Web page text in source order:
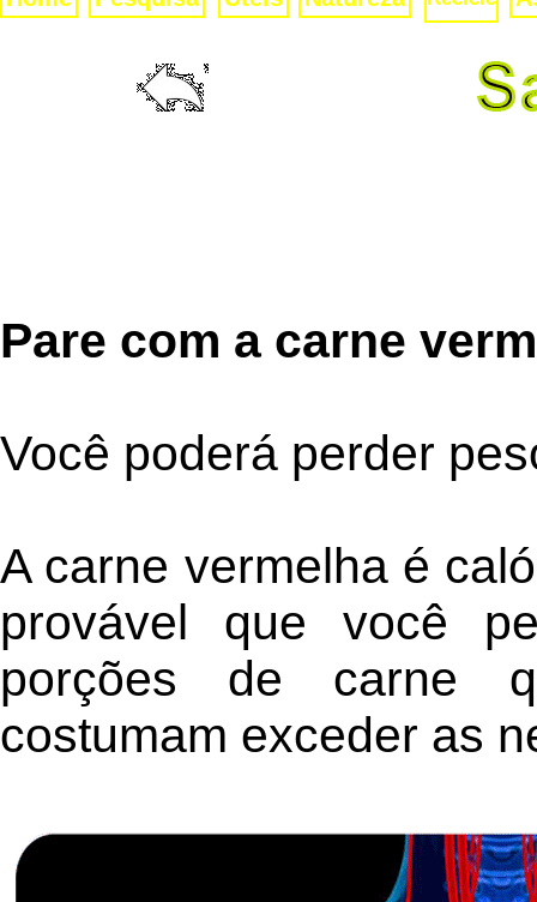
Pare com a carne
Você poderá perder
A carne vermelha é
provável que você
porções de carne
costumam exceder as